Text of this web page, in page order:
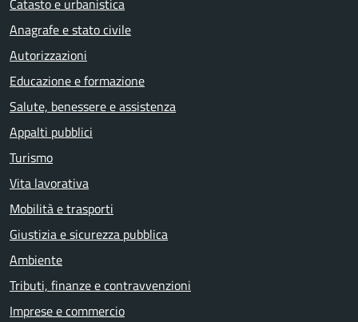
Catasto e urbanistica
Anagrafe e stato civile
Autorizzazioni
Educazione e formazione
Salute, benessere e assistenza
Appalti pubblici
Turismo
Vita lavorativa
Mobilità e trasporti
Giustizia e sicurezza pubblica
Ambiente
Tributi, finanze e contravvenzioni
Imprese e commercio